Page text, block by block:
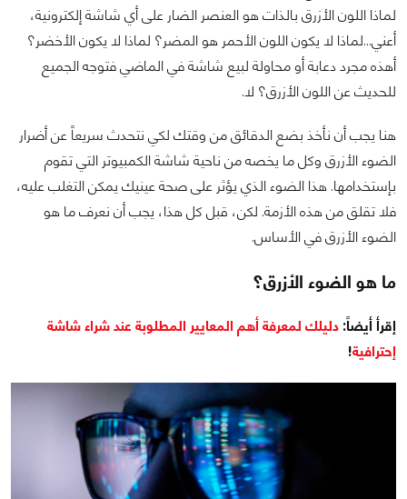
لماذا اللون الأزرق بالذات هو العنصر الضار على أي شاشة إلكترونية،
أعني...لماذا لا يكون اللون الأحمر هو المضر؟ لماذا لا يكون الأخضر؟
أهذه مجرد دعابة أو محاولة لبيع شاشة في الماضي فتوجه الجميع
للحديث عن اللون الأزرق؟ لا.
هنا يجب أن نأخذ بضع الدقائق من وقتك لكي نتحدث سريعاً عن أضرار
الضوء الأزرق وكل ما يخصه من ناحية شاشة الكمبيوتر التي تقوم
بإستخدامها. هذا الضوء الذي يؤثر على صحة عينيك يمكن التغلب عليه،
فلا تقلق من هذه الأزمة. لكن، قبل كل هذا، يجب أن نعرف ما هو
الضوء الأزرق في الأساس.
ما هو الضوء الأزرق؟
إقرأ أيضاً: دليلك لمعرفة أهم المعايير المطلوبة عند شراء شاشة
إحترافية!